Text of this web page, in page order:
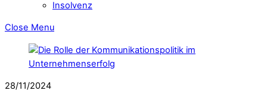
Insolvenz
Close Menu
28/11/2024